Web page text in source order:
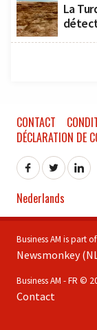
La
CONTACT
DÉCLARATION DE
Nederlands
Business AM is part of
Newsmonkey
Business AM - FR ©
Contact